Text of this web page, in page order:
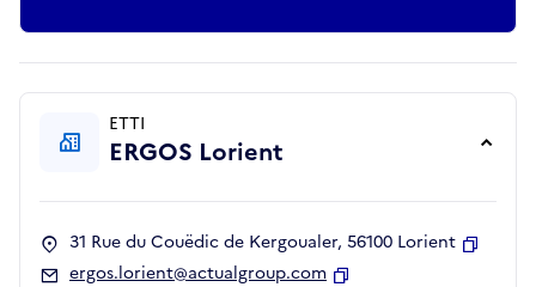
ETTI
ERGOS Lorient
31 Rue du Couëdic de Kergoualer, 56100 Lorient
ergos.lorient@actualgroup.com